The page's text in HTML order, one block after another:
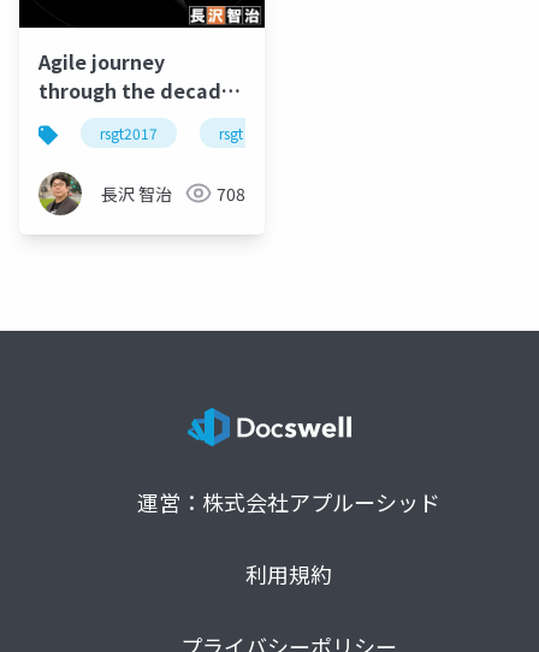
Agile journey
through the decade
#rsgt2017
rsgt2017 rsgt
長沢 智治 708
運営：株式会社アプルーシッド
利用規約
プライバシーポリシー